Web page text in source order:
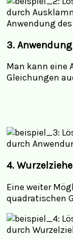
3.
Man kann eine
Gleichungen
4.
Eine weiter
quadratischen